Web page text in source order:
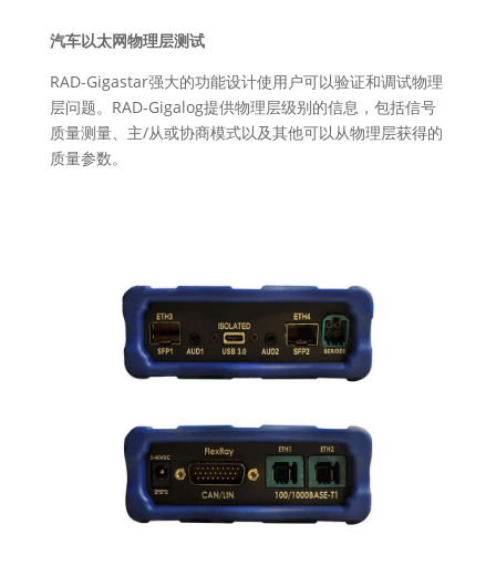
汽车以太网物理层测试
RAD-Gigastar强大的功能设计使用户可以验证和调试物理
层问题。RAD-Gigalog提供物理层级别的信息，包括信号
质量测量、主/从或协商模式以及其他可以从物理层获得的
质量参数。